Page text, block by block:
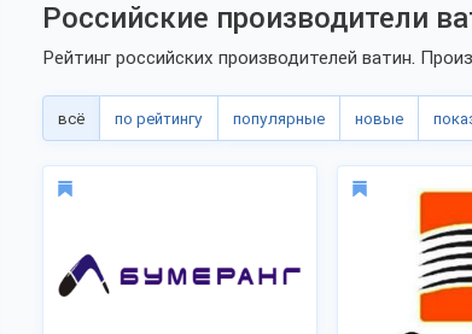
Российские производители
Рейтинг российских производителей ватин.
всё по рейтингу популярные новые